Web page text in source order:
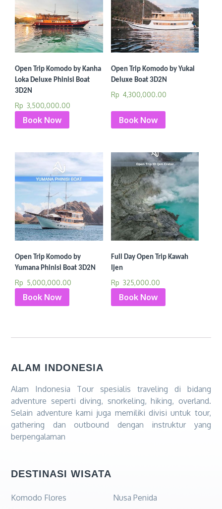
Open Trip Komodo by Kanha
Loka Deluxe Phinisi Boat
3D2N
Rp 3,500,000.00
Book Now
Open Trip Komodo by Yukai
Deluxe Boat 3D2N
Rp 4,300,000.00
Book Now
Open Trip Komodo by
Yumana Phinisi Boat 3D2N
Rp 5,000,000.00
Book Now
Full Day Open Trip Kawah
Ijen
Rp 325,000.00
Book Now
ALAM INDONESIA
Alam Indonesia Tour spesialis traveling di bidang
adventure seperti diving, snorkeling, hiking, overland.
Selain adventure kami juga memiliki divisi untuk tour,
gathering dan outbound dengan instruktur yang
berpengalaman
DESTINASI WISATA
Komodo Flores
Nusa Penida